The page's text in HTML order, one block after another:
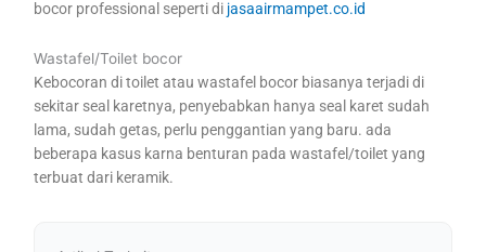
bocor professional seperti di jasaairmampet.co.id
Wastafel/Toilet bocor
Kebocoran di toilet atau wastafel bocor biasanya terjadi di
sekitar seal karetnya, penyebabkan hanya seal karet sudah
lama, sudah getas, perlu penggantian yang baru. ada
beberapa kasus karna benturan pada wastafel/toilet yang
terbuat dari keramik.